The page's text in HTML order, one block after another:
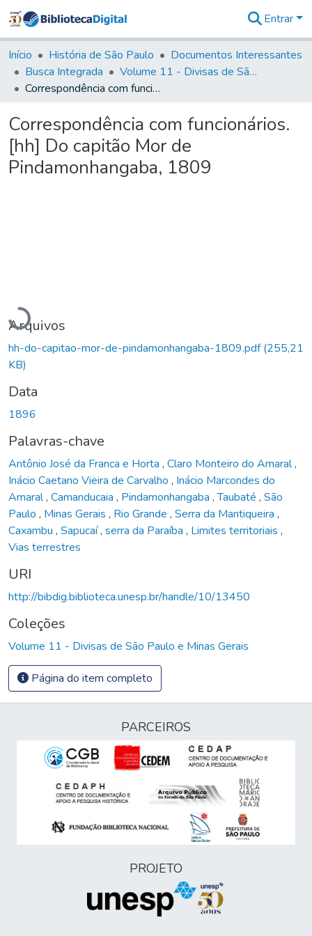
&
Coleções
Tudo na
Biblioteca
Estatísticas
Entrar
Início História de São Paulo
Documentos Interessantes
Busca Integrada
Volume 11 - Divisas de São Paulo e Minas Gerais
Correspondência com funcionários. [hh] Do capitão Mor de Pindamonhangaba, 1809
Correspondência com funcionários.
[hh] Do capitão Mor de
Pindamonhangaba, 1809
Carregando...
Arquivos
hh-do-capitao-mor-de-pindamonhangaba-1809.pdf(255,21
KB)
Data
1896
Palavras-chave
Antônio José da Franca e Horta , Claro Monteiro do Amaral,
Inácio Caetano Vieira de Carvalho , Inácio Marcondes do
Amaral, Camanducaia , Pindamonhangaba ,Taubaté , São
Paulo , Minas Gerais , Rio Grande , Serra da Mantiqueira ,
Caxambu , Sapucaí, serra da Paraíba , Limites territoriais ,
Vias terrestres
URI
http://bibdig.biblioteca.unesp.br/handle/10/13450
Coleções
Volume 11 - Divisas de São Paulo e Minas Gerais
Página do item completo
PARCEIROS
PROJETO